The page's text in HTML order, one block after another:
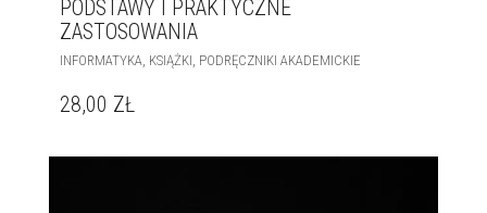
PODSTAWY I PRAKTYCZNE
ZASTOSOWANIA
INFORMATYKA KSIĄŻKI PODRĘCZNIKI AKADEMICKIE
28,00 ZŁ